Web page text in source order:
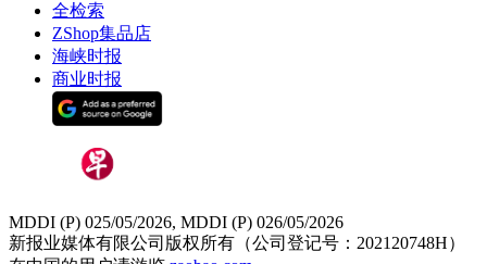
全检索
ZShop集品店
海峡时报
商业时报
MDDI (P) 025/05/2026, MDDI (P) 026/05/2026
新报业媒体有限公司版权所有（公司登记号：202120748H）